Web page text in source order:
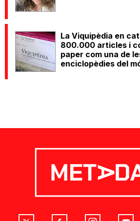
La Viquipèdia en
800.000 articles i
paper com una de
enciclopèdies del